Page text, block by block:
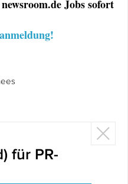
Jobs sofort
für PR-